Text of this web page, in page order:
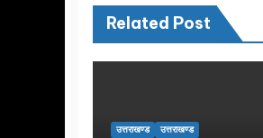
Related Post
उत्तराखण्ड उत्तराखण्ड